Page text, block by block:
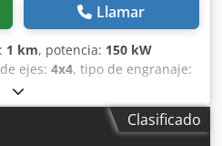
Llamar
1 km, potencia: 150 kW
ejes: 4x4, tipo de engranaje:
Carga útil: 1.730 kg Peso
Para obtener másClasificado